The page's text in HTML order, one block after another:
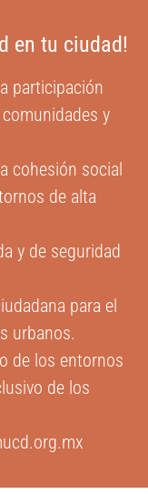
en tu ciudad!
participación
y
cohesión social
de alta
y de seguridad
para el
urbanos.
de los entornos
de los